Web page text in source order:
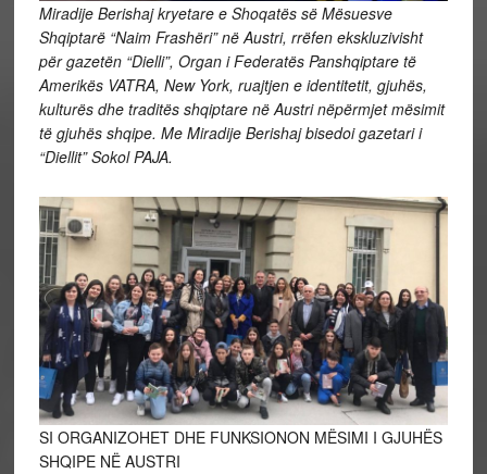
Miradije Berishaj kryetare e Shoqatës së Mësuesve
Shqiptarë “Naim Frashëri” në Austri, rrëfen ekskluzivisht
për gazetën “Dielli”, Organ i Federatës Panshqiptare të
Amerikës VATRA, New York, ruajtjen e identitetit, gjuhës,
kulturës dhe traditës shqiptare në Austri nëpërmjet mësimit
të gjuhës shqipe. Me Miradije Berishaj bisedoi gazetari i
“Diellit” Sokol PAJA.
SI ORGANIZOHET DHE FUNKSIONON MËSIMI I GJUHËS
SHQIPE NË AUSTRI